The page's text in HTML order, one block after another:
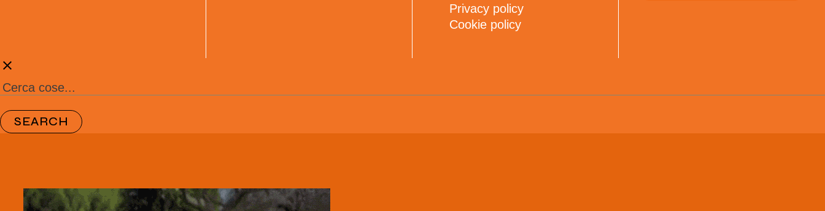
Privacy policy
Cookie policy
clear
SEARCH